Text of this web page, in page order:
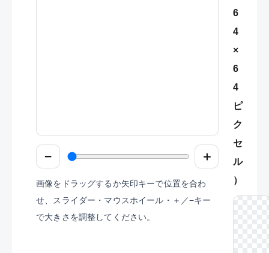
− ＋
画像をドラッグするか矢印キーで位置を合わ
せ、スライダー・マウスホイール・＋／−キー
で大きさを調整してください。
6
4
×
6
4
ピ
ク
セ
ル
）